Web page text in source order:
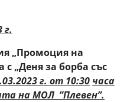
г.
„Промоция на
с „Деня за борба със
г. от 10:30 часа
на МОЛ ”Плевен”.